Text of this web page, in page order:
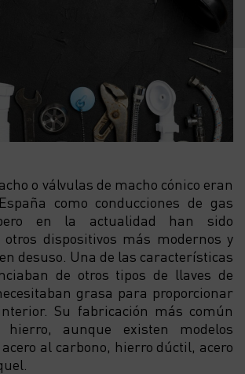
o válvulas de macho cónico eran
como conducciones de gas
en la actualidad han sido
dispositivos más modernos y
desuso. Una de las características
de otros tipos de llaves de
grasa para proporcionar
Su fabricación más común
aunque existen modelos
al carbono, hierro dúctil, acero